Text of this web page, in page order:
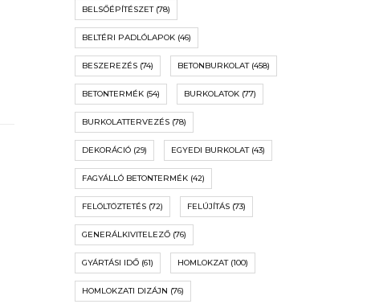
BELSŐÉPÍTÉSZET(78)
BELTÉRI PADLÓLAPOK(46)
BESZEREZÉS(74) BETONBURKOLAT(458)
BETONTERMÉK(54) BURKOLATOK(77)
BURKOLATTERVEZÉS(78)
DEKORÁCIÓ(29) EGYEDI BURKOLAT(43)
FAGYÁLLÓ BETONTERMÉK(42)
FELÖLTÖZTETÉS(72) FELÚJÍTÁS(73)
GENERÁLKIVITELEZŐ(76)
GYÁRTÁSI IDŐ(61) HOMLOKZAT(100)
HOMLOKZATI DIZÁJN (76)